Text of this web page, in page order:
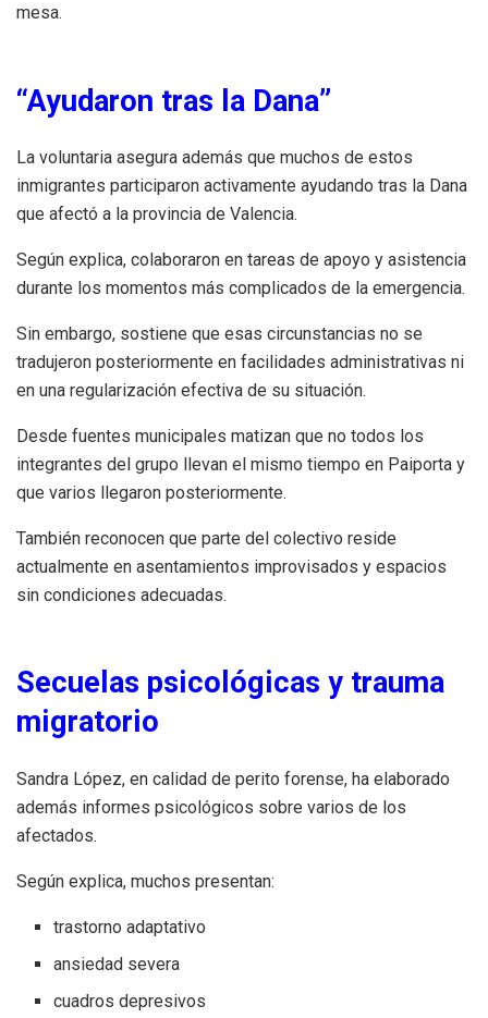
mesa.
“Ayudaron tras la Dana”
La voluntaria asegura además que muchos de estos
inmigrantes participaron activamente ayudando tras la Dana
que afectó a la provincia de Valencia.
Según explica, colaboraron en tareas de apoyo y asistencia
durante los momentos más complicados de la emergencia.
Sin embargo, sostiene que esas circunstancias no se
tradujeron posteriormente en facilidades administrativas ni
en una regularización efectiva de su situación.
Desde fuentes municipales matizan que no todos los
integrantes del grupo llevan el mismo tiempo en Paiporta y
que varios llegaron posteriormente.
También reconocen que parte del colectivo reside
actualmente en asentamientos improvisados y espacios
sin condiciones adecuadas.
Secuelas psicológicas y trauma
migratorio
Sandra López, en calidad de perito forense, ha elaborado
además informes psicológicos sobre varios de los
afectados.
Según explica, muchos presentan:
trastorno adaptativo
ansiedad severa
cuadros depresivos